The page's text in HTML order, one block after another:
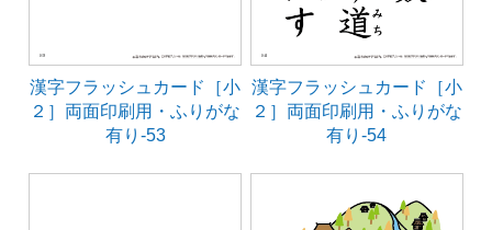
漢字フラッシュカード［小
２］両面印刷用・ふりがな
有り-53
漢字フラッシュカード［小
２］両面印刷用・ふりがな
有り-54